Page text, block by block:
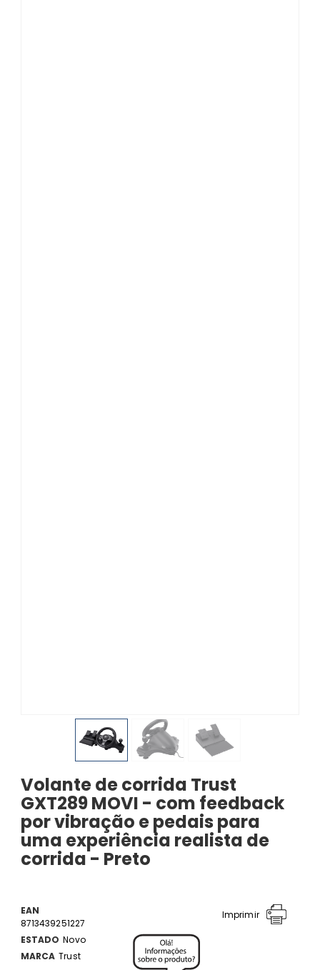
Volante de corrida Trust
GXT289 MOVI - com feedback
por vibração e pedais para
uma experiência realista de
corrida - Preto
EAN
8713439251227
ESTADO Novo
MARCA Trust
Imprimir